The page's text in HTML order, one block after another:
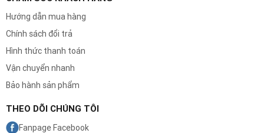
Hướng dẫn mua hàng
Chính sách đổi trả
Hình thức thanh toán
Vận chuyển nhanh
Bảo hành sản phẩm
THEO DÕI CHÚNG TÔI
Fanpage Facebook